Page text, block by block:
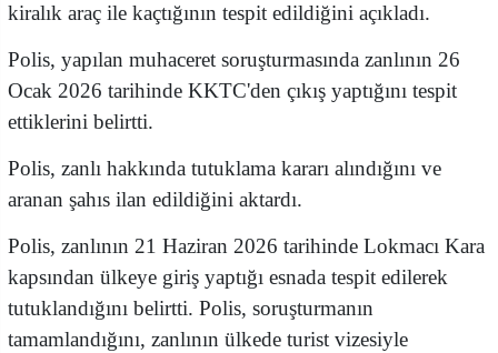
kiralık araç ile kaçtığının tespit edildiğini açıkladı.
Polis, yapılan muhaceret soruşturmasında zanlının 26
Ocak 2026 tarihinde KKTC'den çıkış yaptığını tespit
ettiklerini belirtti.
Polis, zanlı hakkında tutuklama kararı alındığını ve
aranan şahıs ilan edildiğini aktardı.
Polis, zanlının 21 Haziran 2026 tarihinde Lokmacı Kara
kapsından ülkeye giriş yaptığı esnada tespit edilerek
tutuklandığını belirtti. Polis, soruşturmanın
tamamlandığını, zanlının ülkede turist vizesiyle